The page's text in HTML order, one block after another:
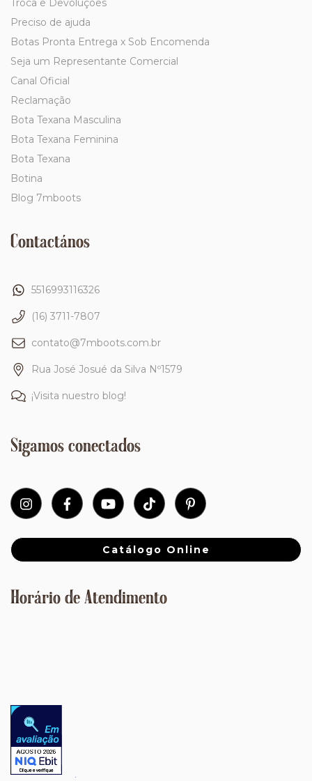
Troca e Devoluções
Preciso de ajuda
Botas Pronta Entrega x Sob Encomenda
Seja um Representante Comercial
Canal Oficial
Reclamação
Bota Texana Masculina
Bota Texana Feminina
Bota Texana
Botina
Blog 7mboots
Contactános
5516993116326
(16) 3711-7807
contato@7mboots.com.br
Rua José Josué da Silva Nº1579
¡Visita nuestro blog!
Sigamos conectados
Catálogo Online
Horário de Atendimento